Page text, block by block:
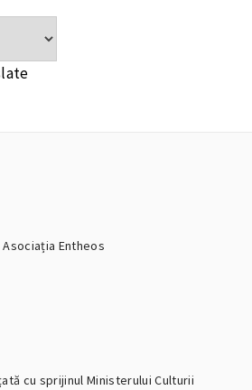
Entheos
cu sprijinul Ministerului Culturii